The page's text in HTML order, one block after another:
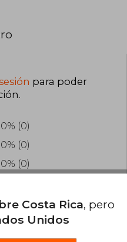
para poder
.
0% (0)
0% (0)
0% (0)
0% (0)Costa Rica, pero
Unidos